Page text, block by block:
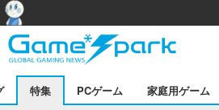
特集 PCゲーム 家庭用ゲーム